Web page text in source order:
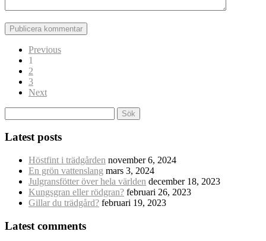
Previous
1
2
3
Next
efter:
Latest posts
Höstfint i trädgården november 6, 2024
En grön vattenslang mars 3, 2024
Julgransfötter över hela världen december 18, 2023
Kungsgran eller rödgran? februari 26, 2023
Gillar du trädgård? februari 19, 2023
Latest comments